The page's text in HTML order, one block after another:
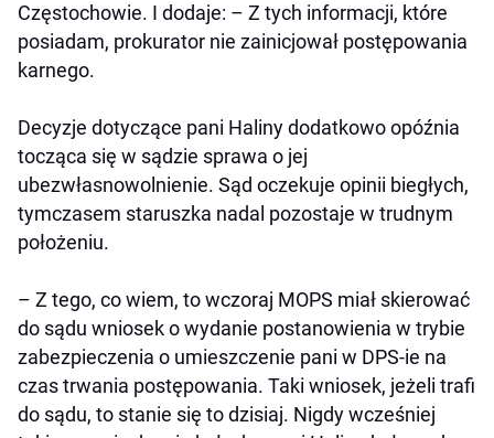
Częstochowie. I dodaje: – Z tych informacji, które
posiadam, prokurator nie zainicjował postępowania
karnego.
Decyzje dotyczące pani Haliny dodatkowo opóźnia
tocząca się w sądzie sprawa o jej
ubezwłasnowolnienie. Sąd oczekuje opinii biegłych,
tymczasem staruszka nadal pozostaje w trudnym
położeniu.
– Z tego, co wiem, to wczoraj MOPS miał skierować
do sądu wniosek o wydanie postanowienia w trybie
zabezpieczenia o umieszczenie pani w DPS-ie na
czas trwania postępowania. Taki wniosek, jeżeli trafi
do sądu, to stanie się to dzisiaj. Nigdy wcześniej